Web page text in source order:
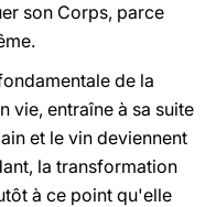
son Corps, parce
de la
vie, entraîne à sa suite
et le vin deviennent
la transformation
à ce point qu'elle